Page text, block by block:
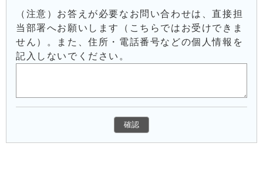
（注意）お答えが必要なお問い合わせは、直接担
当部署へお願いします（こちらではお受けできま
せん）。また、住所・電話番号などの個人情報を
記入しないでください。